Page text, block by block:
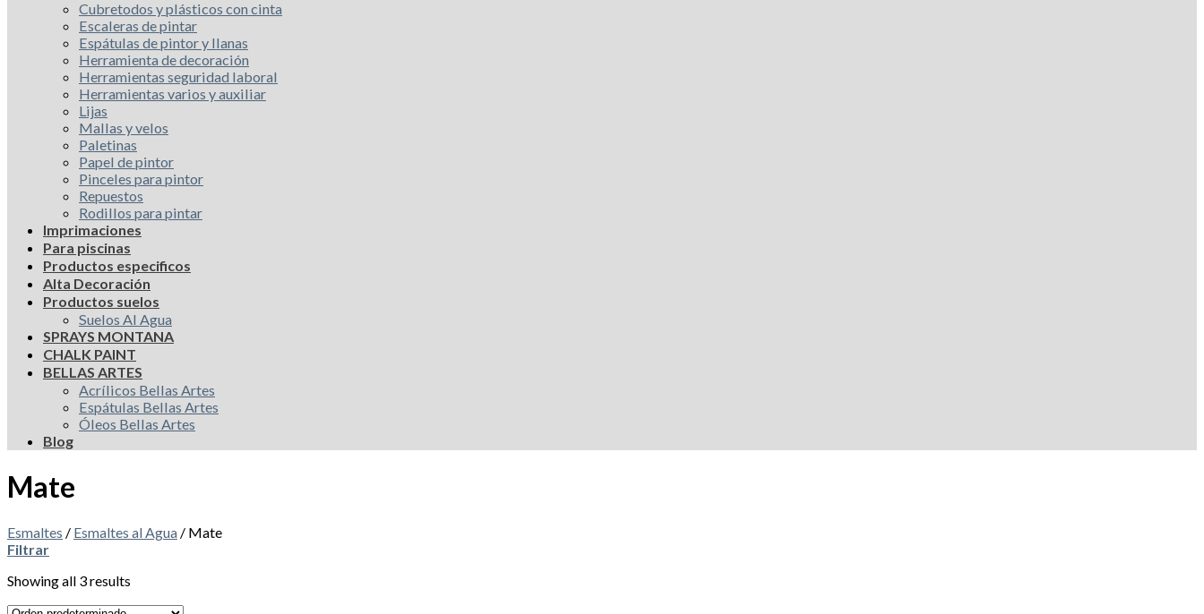
Cubretodos y plásticos con cinta
Escaleras de pintar
Espátulas de pintor y llanas
Herramienta de decoración
Herramientas seguridad laboral
Herramientas varios y auxiliar
Lijas
Mallas y velos
Paletinas
Papel de pintor
Pinceles para pintor
Repuestos
Rodillos para pintar
Imprimaciones
Para piscinas
Productos especificos
Alta Decoración
Productos suelos
Suelos Al Agua
SPRAYS MONTANA
CHALK PAINT
BELLAS ARTES
Acrílicos Bellas Artes
Espátulas Bellas Artes
Óleos Bellas Artes
Blog
Mate
Esmaltes / Esmaltes al Agua / Mate
Filtrar
Showing all 3 results